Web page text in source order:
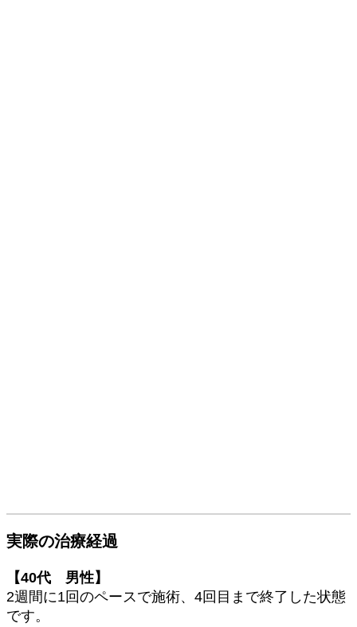
実際の治療経過
【40代 男性】
2週間に1回のペースで施術、4回目まで終了した状態
です。